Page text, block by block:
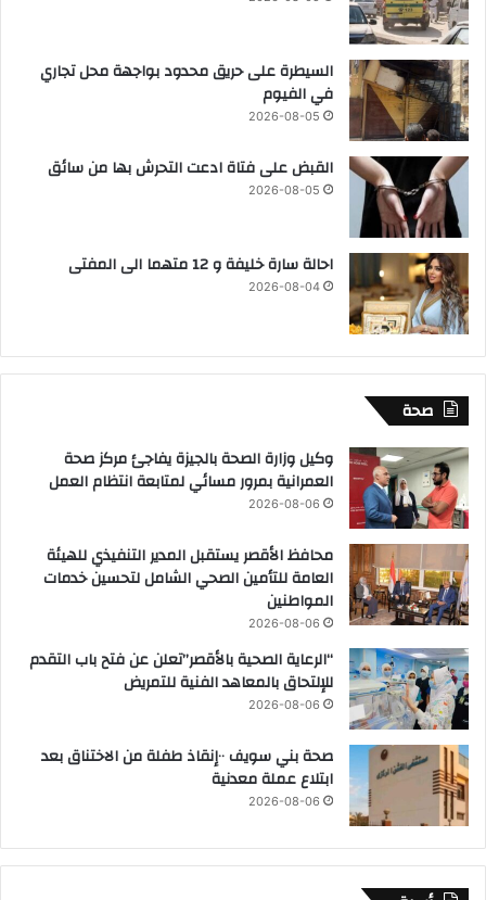
السيطرة على حريق محدود بواجهة محل تجاري
في الفيوم
2026-08-05
القبض على فتاة ادعت التحرش بها من سائق
2026-08-05
احالة سارة خليفة و 12 متهما الى المفتى
2026-08-04
صحة
وكيل وزارة الصحة بالجيزة يفاجئ مركز صحة
العمرانية بمرور مسائي لمتابعة انتظام العمل
2026-08-06
محافظ الأقصر يستقبل المدير التنفيذي للهيئة
العامة للتأمين الصحي الشامل لتحسين خدمات
المواطنين
2026-08-06
“الرعاية الصحية بالأقصر”تعلن عن فتح باب التقدم
للإلتحاق بالمعاهد الفنية للتمريض
2026-08-06
صحة بني سويف ٠٠إنقاذ طفلة من الاختناق بعد
ابتلاع عملة معدنية
2026-08-06